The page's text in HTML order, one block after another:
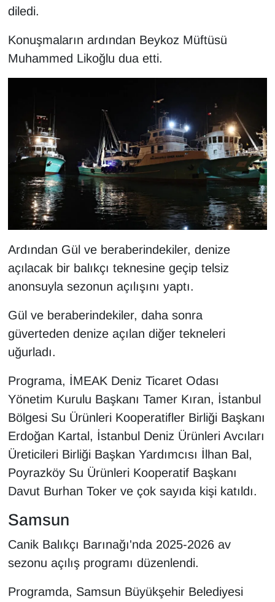
diledi.
Konuşmaların ardından Beykoz Müftüsü
Muhammed Likoğlu dua etti.
Ardından Gül ve beraberindekiler, denize
açılacak bir balıkçı teknesine geçip telsiz
anonsuyla sezonun açılışını yaptı.
Gül ve beraberindekiler, daha sonra
güverteden denize açılan diğer tekneleri
uğurladı.
Programa, İMEAK Deniz Ticaret Odası
Yönetim Kurulu Başkanı Tamer Kıran, İstanbul
Bölgesi Su Ürünleri Kooperatifler Birliği Başkanı
Erdoğan Kartal, İstanbul Deniz Ürünleri Avcıları
Üreticileri Birliği Başkan Yardımcısı İlhan Bal,
Poyrazköy Su Ürünleri Kooperatif Başkanı
Davut Burhan Toker ve çok sayıda kişi katıldı.
Samsun
Canik Balıkçı Barınağı'nda 2025-2026 av
sezonu açılış programı düzenlendi.
Programda, Samsun Büyükşehir Belediyesi